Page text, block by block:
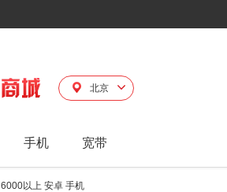
北京
手机 宽带
6000以上 安卓 手机